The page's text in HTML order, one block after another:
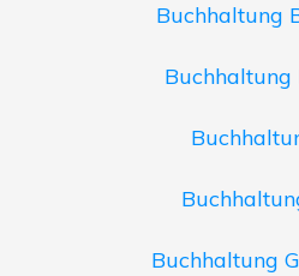
Buchhaltung
Buchhaltung
Buchhaltung